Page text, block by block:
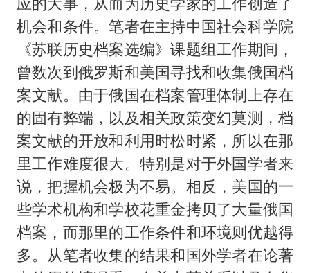
机会和条件。笔者在主持中国社会科学院
《苏联历史档案选编》课题组工作期间，
曾数次到俄罗斯和美国寻找和收集俄国档
案文献。由于俄国在档案管理体制上存在
的固有弊端，以及相关政策变幻莫测，档
案文献的开放和利用时松时紧，所以在那
里工作难度很大。特别是对于外国学者来
说，把握机会极为不易。相反，美国的一
些学术机构和学校花重金拷贝了大量俄国
档案，而那里的工作条件和环境则优越得
多。从笔者收集的结果和国外学者在论著